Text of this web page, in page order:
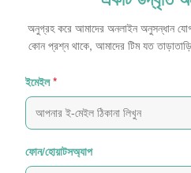
অনুগ্রহ করে আমাদের অনলাইন অনুসন্ধান
কোন প্রশ্ন থাকে, আমাদের টিম যত
ইমেইল *
ফোন/হোয়াটসঅ্যাপ